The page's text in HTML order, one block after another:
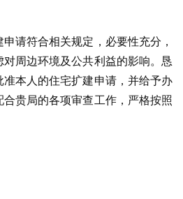
请符合相关规定，必要性充分，
周边环境及公共利益的影响。恳
本人的住宅扩建申请，并给予办
贵局的各项审查工作，严格按照